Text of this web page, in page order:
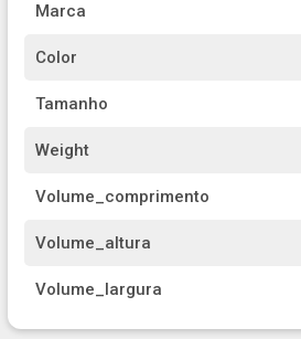
Marca
Color
Tamanho
Weight
Volume_comprimento
Volume_altura
Volume_largura